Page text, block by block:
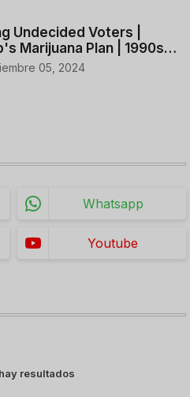
Undecided Voters |
Marijuana Plan | 1990s
Mark Robinson
05, 2024
Whatsapp
Youtube
resultados